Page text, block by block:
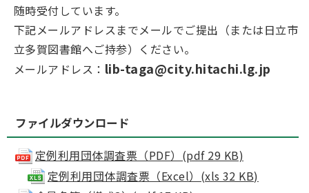
随時受付しています。
下記メールアドレスまでメールでご提出（または日立市
立多賀図書館へご持参）ください。
メールアドレス： lib-taga@city.hitachi.lg.jp
ファイルダウンロード
定例利用団体調査票（PDF）(pdf 29 KB)
定例利用団体調査票（Excel）(xls 32 KB)